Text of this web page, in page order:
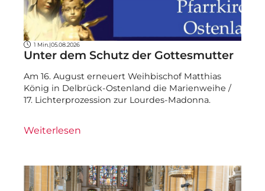
1 Min. |05.08.2026
Unter dem Schutz der Gottesmutter
Am 16. August erneuert Weihbischof Matthias
König in Delbrück-Ostenland die Marienweihe /
17. Lichterprozession zur Lourdes-Madonna.
Weiterlesen